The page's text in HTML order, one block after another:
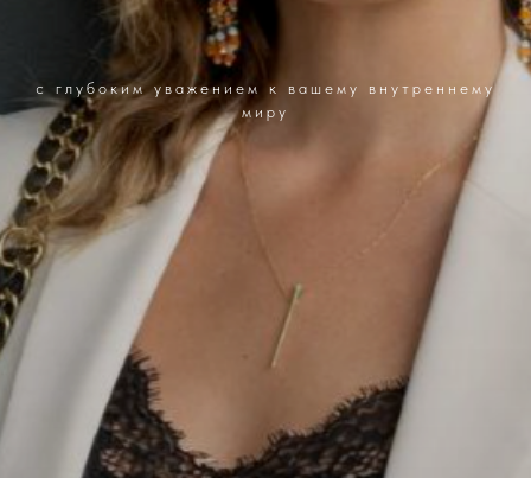
с глубоким уважением к вашему внутреннему
миру